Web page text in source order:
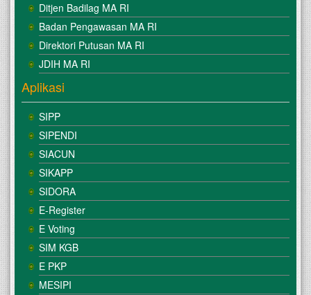
Ditjen Badilag MA RI
Badan Pengawasan MA RI
Direktori Putusan MA RI
JDIH MA RI
Aplikasi
SIPP
SIPENDI
SIACUN
SIKAPP
SIDORA
E-Register
E Voting
SIM KGB
E PKP
MESIPI